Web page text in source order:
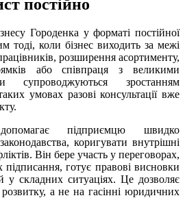
постійно
Городенка у форматі постійної
тоді, коли бізнес виходить за межі
розширення асортименту,
або співпраця з великими
супроводжуються зростанням
умовах разові консультації вже
підприємцю швидко
коригувати внутрішні
Він бере участь у переговорах,
підписання, готує правові висновки
у складних ситуаціях. Це дозволяє
розвитку, а не на гасінні юридичних